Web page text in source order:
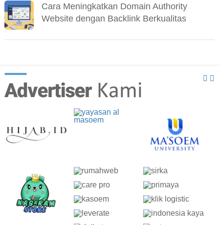
Cara Meningkatkan Domain Authority
Website dengan Backlink Berkualitas